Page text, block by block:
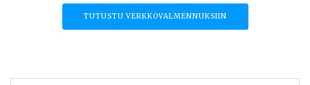
TUTUSTU VERKKOVALMENNUKSIIN